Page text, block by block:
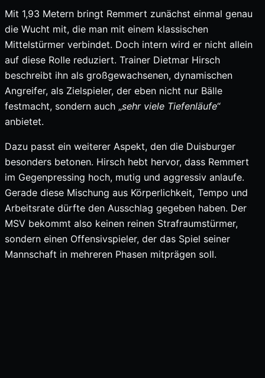
Mit 1,93 Metern bringt Remmert zunächst einmal genau
die Wucht mit, die man mit einem klassischen
Mittelstürmer verbindet. Doch intern wird er nicht allein
auf diese Rolle reduziert. Trainer Dietmar Hirsch
beschreibt ihn als großgewachsenen, dynamischen
Angreifer, als Zielspieler, der eben nicht nur Bälle
festmacht, sondern auch „sehr viele Tiefenläufe“
anbietet.
Dazu passt ein weiterer Aspekt, den die Duisburger
besonders betonen. Hirsch hebt hervor, dass Remmert
im Gegenpressing hoch, mutig und aggressiv anlaufe.
Gerade diese Mischung aus Körperlichkeit, Tempo und
Arbeitsrate dürfte den Ausschlag gegeben haben. Der
MSV bekommt also keinen reinen Strafraumstürmer,
sondern einen Offensivspieler, der das Spiel seiner
Mannschaft in mehreren Phasen mitprägen soll.